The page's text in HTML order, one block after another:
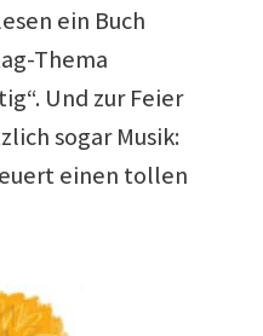
ein Buch
Thema
Und zur Feier
sogar Musik:
einen tollen